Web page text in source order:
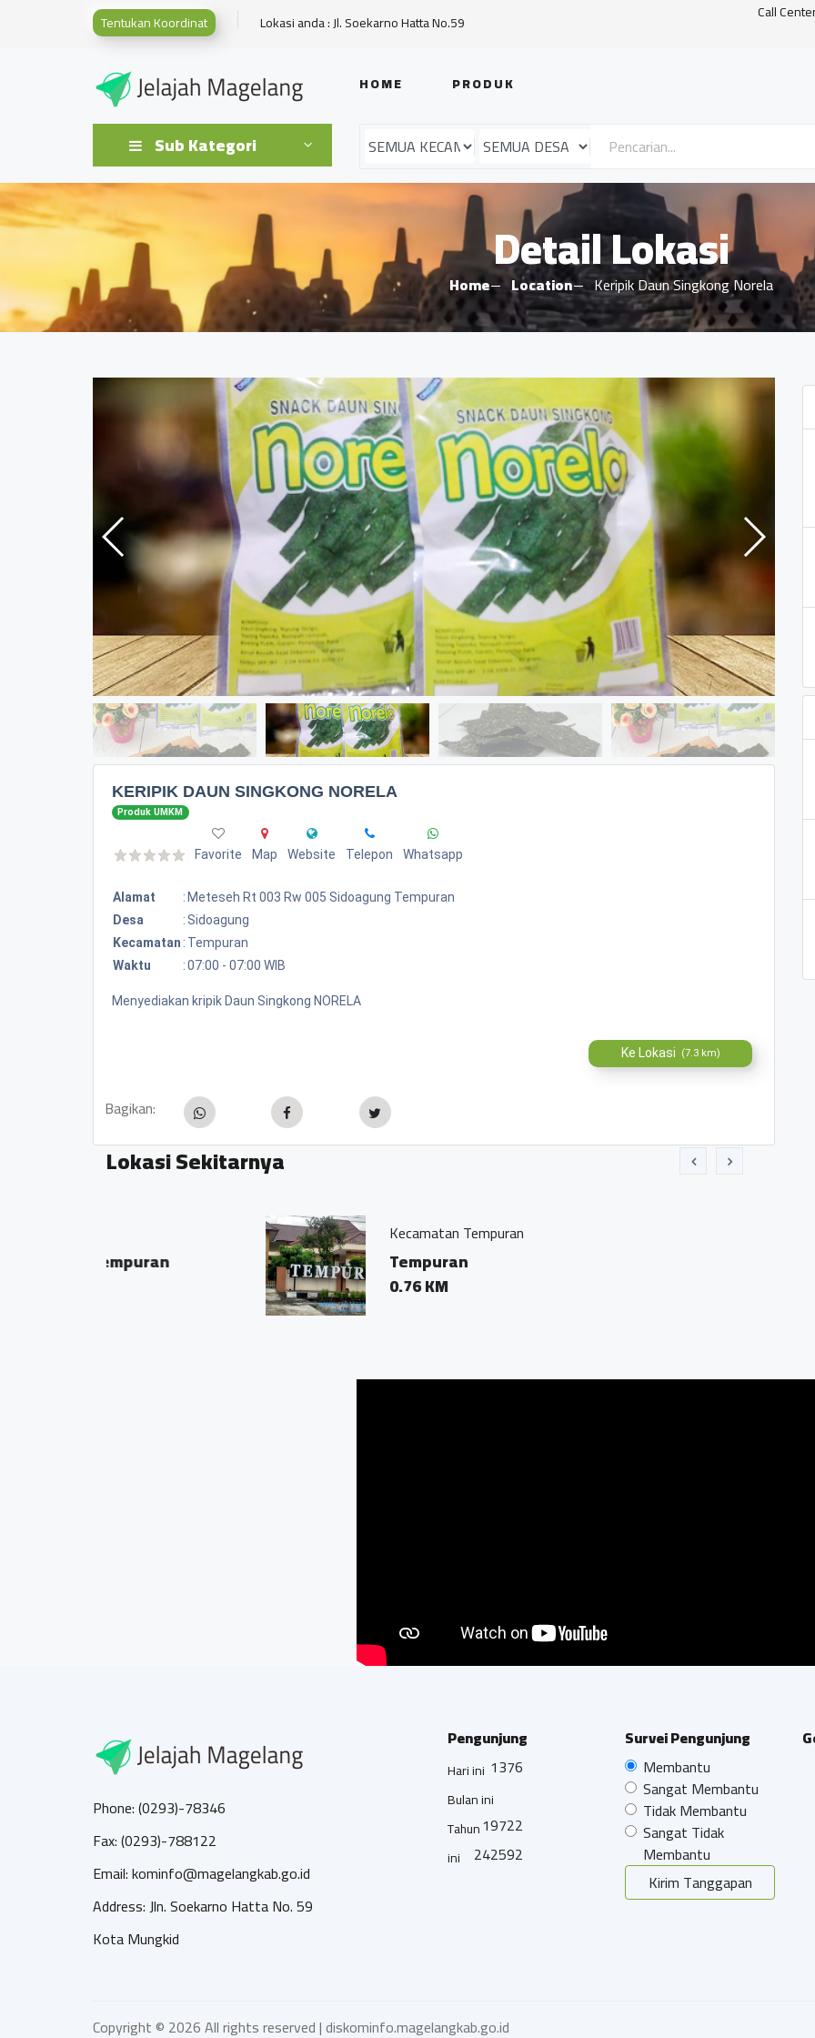
Tentukan Koordinat Lokasi anda : Jl. Soekarno Hatta No.59 Call
HOME PRODUK
Sub Kategori
Detail Lokasi
Home Location Keripik Daun Singkong Norela
KERIPIK DAUN SINGKONG NORELA
Produk UMKM
Favorite Map Website Telepon Whatsapp
Alamat : Meteseh Rt 003 Rw 005 Sidoagung Tempuran
Desa
: Sidoagung
Kecamatan : Tempuran
Waktu
:07:00 - 07:00 WIB
Menyediakan kripik Daun Singkong NORELA
Ke Lokasi (7.3 km)
Bagikan:
Lokasi Sekitarnya
Kecamatan Tempuran
Tempuran
0.76 KM
Phone: (0293)-78346
Fax: (0293)-788122
Email: kominfo@magelangkab.go.id
Address: Jln. Soekarno Hatta No. 59
Kota Mungkid
Pengunjung
Hari ini 1376
Bulan ini
19722
Tahun
ini
242592
Survei Pengunjung
Membantu
Sangat Membantu
Tidak Membantu
Sangat Tidak
Membantu
Kirim Tanggapan
Copyright © 2026 All rights reserved |diskominfo.magelangkab.go.id